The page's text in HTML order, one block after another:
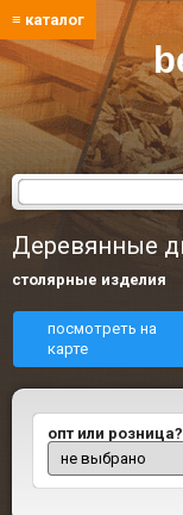
≡ каталог
Деревянные
столярные изделия
посмотреть на
карте
опт или розница?